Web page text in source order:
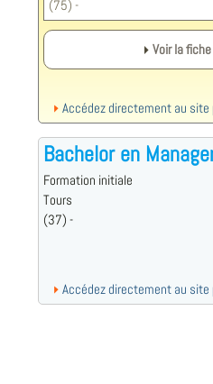
(75) -
Voir la
Accédez directement au
Bachelor en
Formation initiale
Tours
(37) -
Accédez directement au